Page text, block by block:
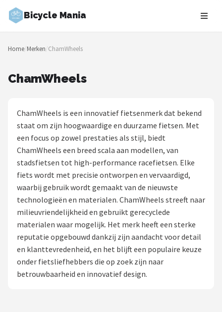
Bicycle Mania
Zoeken
NAVIGATIE
Blog
Fietsroutes
Kinderfietsen
Stadsfietsen
Elektrische fietsen
Mountainbikes
Shop
Home/Merken/ChamWheels
ChamWheels
ChamWheels is een innovatief fietsenmerk dat bekend
staat om zijn hoogwaardige en duurzame fietsen. Met
een focus op zowel prestaties als stijl, biedt
ChamWheels een breed scala aan modellen, van
stadsfietsen tot high-performance racefietsen. Elke
fiets wordt met precisie ontworpen en vervaardigd,
waarbij gebruik wordt gemaakt van de nieuwste
technologieën en materialen. ChamWheels streeft naar
milieuvriendelijkheid en gebruikt gerecyclede
materialen waar mogelijk. Het merk heeft een sterke
reputatie opgebouwd dankzij zijn aandacht voor detail
en klanttevredenheid, en het blijft een populaire keuze
onder fietsliefhebbers die op zoek zijn naar
betrouwbaarheid en innovatief design.